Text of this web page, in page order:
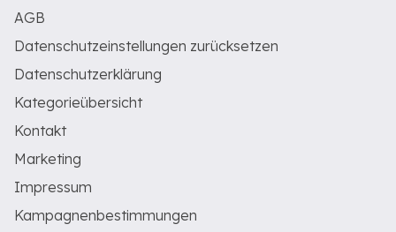
AGB
Datenschutzeinstellungen zurücksetzen
Datenschutzerklärung
Kategorieübersicht
Kontakt
Marketing
Impressum
Kampagnenbestimmungen